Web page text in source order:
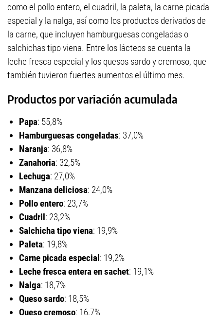
como el pollo entero, el cuadril, la paleta, la carne picada
especial y la nalga, así como los productos derivados de
la carne, que incluyen hamburguesas congeladas o
salchichas tipo viena. Entre los lácteos se cuenta la
leche fresca especial y los quesos sardo y cremoso, que
también tuvieron fuertes aumentos el último mes.
Productos por variación acumulada
Papa: 55,8%
Hamburguesas congeladas: 37,0%
Naranja: 36,8%
Zanahoria: 32,5%
Lechuga: 27,0%
Manzana deliciosa: 24,0%
Pollo entero: 23,7%
Cuadril: 23,2%
Salchicha tipo viena: 19,9%
Paleta: 19,8%
Carne picada especial: 19,2%
Leche fresca entera en sachet: 19,1%
Nalga: 18,7%
Queso sardo: 18,5%
Queso cremoso: 16,7%